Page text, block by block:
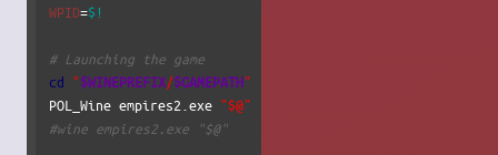
WPID=$!
# Launching the game
cd "$WINEPREFIX/$GAMEPATH"
POL_Wine empires2.exe "$@"
#wine empires2.exe "$@"